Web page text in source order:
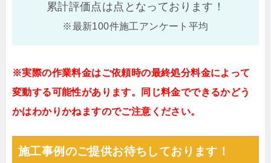
累計評価点は点となっております！
※最新100件施工アンケート平均
※実際の作業料金はご依頼時の最終処分料金によって
変動する可能性があります。同じ料金でできるかどう
かはわかりかねますのでご注意ください。
施工事例のご提供お待ちしております！